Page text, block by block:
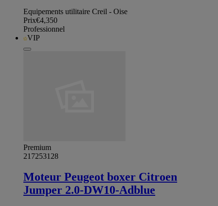
Equipements utilitaire Creil - Oise
Prix€4,350
Professionnel
VIP
Premium
217253128
Moteur Peugeot boxer Citroen
Jumper 2.0-DW10-Adblue